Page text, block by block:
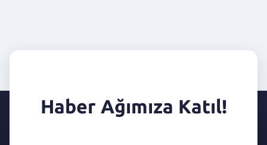
Haber Ağımıza Katıl!